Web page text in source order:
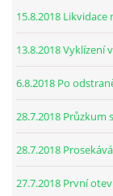
15.8.2018
13.8.2018
6.8.2018 Po
28.7.2018
28.7.2018
27.7.2018 První